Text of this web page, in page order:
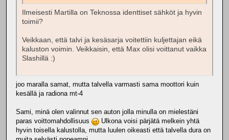
Ilmeisesti Martilla on Teknossa identtiset sähköt ja hyvin
toimii?
Veikkaan, että talvi ja kesäsarja voitettiin kuljettajan eikä
kaluston voimin. Veikkaisin, että Max olisi voittanut vaikka
Slashillä :)
joo maralla samat, mutta talvella varmasti sama moottori kuin
kesällä ja radiona mt-4
Sami, minä olen valinnut sen auton jolla minulla on mielestäni
paras voittomahdollisuus
Ulkona voisi pärjätä melkein yhtä
hyvin toisella kalustolla, mutta luulen oikeasti että talvella dura on